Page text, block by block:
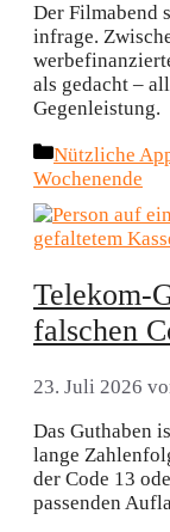
Der Filmabend
infrage.
als gedacht –
Gegenleistung.
Kategorien
Nützliche
Wochenende
Telekom-
falschen
23. Juli 2026
Das Guthaben
lange
der Code 13
passenden